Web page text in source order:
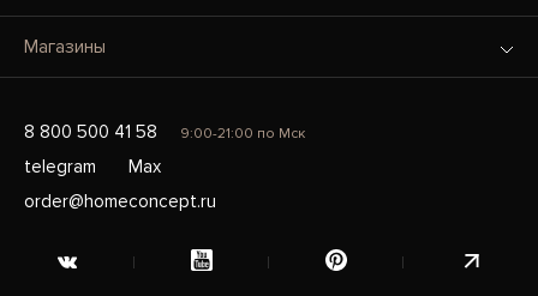
Магазины
8 800 500 41 58 9:00-21:00 по Мск
telegram
Max
order@homeconcept.ru